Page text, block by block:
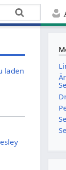
laden